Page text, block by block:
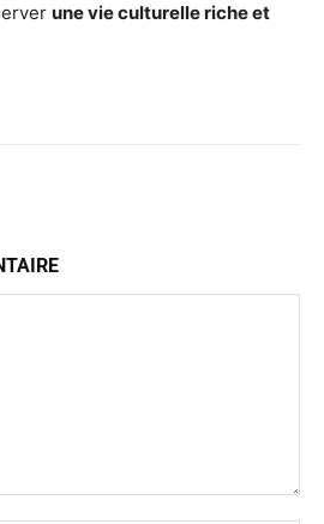
une vie culturelle riche et